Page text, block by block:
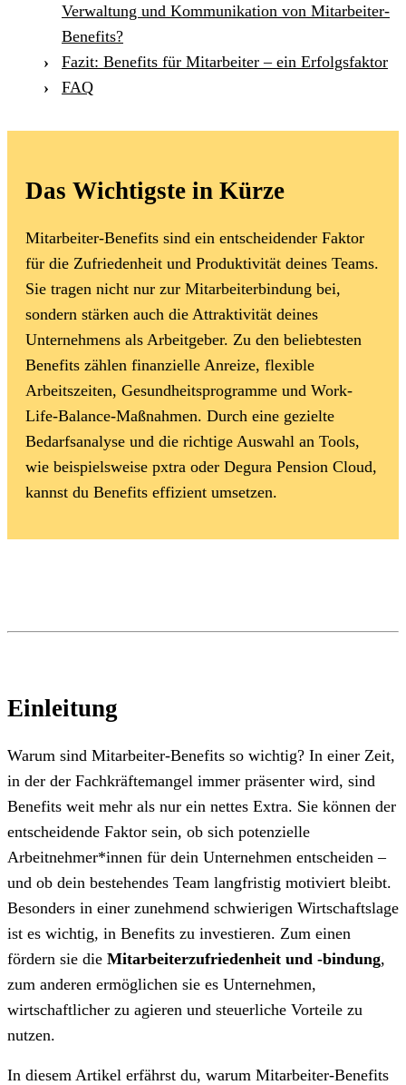
Verwaltung und Kommunikation von Mitarbeiter-
Benefits?
Fazit: Benefits für Mitarbeiter – ein Erfolgsfaktor
FAQ
Das Wichtigste in Kürze
Mitarbeiter-Benefits sind ein entscheidender Faktor
für die Zufriedenheit und Produktivität deines Teams.
Sie tragen nicht nur zur Mitarbeiterbindung bei,
sondern stärken auch die Attraktivität deines
Unternehmens als Arbeitgeber. Zu den beliebtesten
Benefits zählen finanzielle Anreize, flexible
Arbeitszeiten, Gesundheitsprogramme und Work-
Life-Balance-Maßnahmen. Durch eine gezielte
Bedarfsanalyse und die richtige Auswahl an Tools,
wie beispielsweise pxtra oder Degura Pension Cloud,
kannst du Benefits effizient umsetzen.
Einleitung
Warum sind Mitarbeiter-Benefits so wichtig? In einer Zeit,
in der der Fachkräftemangel immer präsenter wird, sind
Benefits weit mehr als nur ein nettes Extra. Sie können der
entscheidende Faktor sein, ob sich potenzielle
Arbeitnehmer*innen für dein Unternehmen entscheiden –
und ob dein bestehendes Team langfristig motiviert bleibt.
Besonders in einer zunehmend schwierigen Wirtschaftslage
ist es wichtig, in Benefits zu investieren. Zum einen
fördern sie die Mitarbeiterzufriedenheit und -bindung,
zum anderen ermöglichen sie es Unternehmen,
wirtschaftlicher zu agieren und steuerliche Vorteile zu
nutzen.
In diesem Artikel erfährst du, warum Mitarbeiter-Benefits